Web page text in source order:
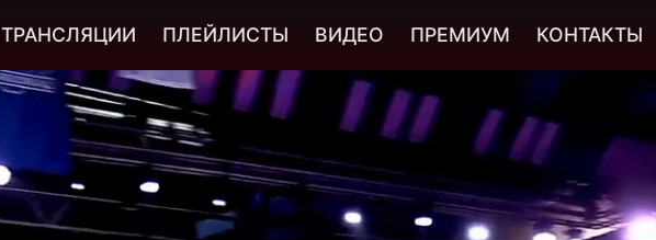
ТРАНСЛЯЦИИ ПЛЕЙЛИСТЫ ВИДЕО ПРЕМИУМ КОНТАКТЫ